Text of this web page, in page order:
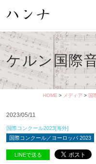
ケルン国際
HOME > メディア > 国
2023/05/11
国際コンクール2023[海外]
国際コンクール／ヨーロッパ 2023
LINEで送る